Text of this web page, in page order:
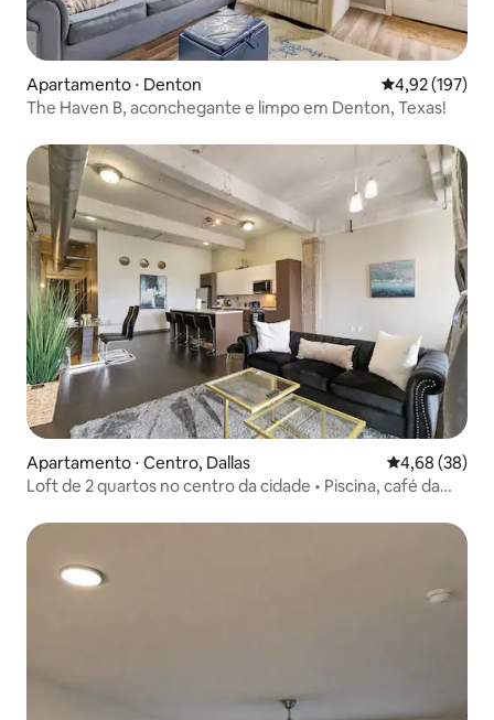
Apartamento ⋅ Denton 4,92 de uma
4,92 (197)
The Haven B, aconchegante e limpo em Denton, Texas!
Apartamento ⋅ Centro, Dallas 4,68 de uma
4,68 (38)
Loft de 2 quartos no centro da cidade • Piscina, café da